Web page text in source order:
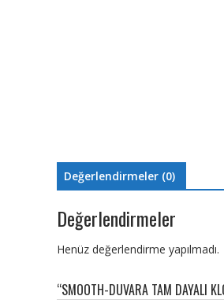
Değerlendirmeler (0)
Değerlendirmeler
Henüz değerlendirme yapılmadı.
“SMOOTH-DUVARA TAM DAYALI